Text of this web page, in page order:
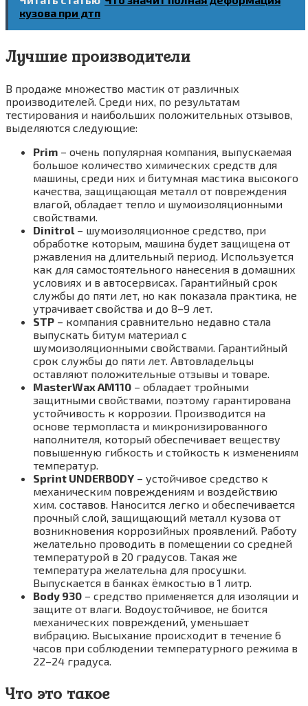
кузова при дтп
Лучшие производители
В продаже множество мастик от различных
производителей. Среди них, по результатам
тестирования и наибольших положительных отзывов,
выделяются следующие:
Prim – очень популярная компания, выпускаемая
большое количество химических средств для
машины, среди них и битумная мастика высокого
качества, защищающая металл от повреждения
влагой, обладает тепло и шумоизоляционными
свойствами.
Dinitrol – шумоизоляционное средство, при
обработке которым, машина будет защищена от
ржавления на длительный период. Используется
как для самостоятельного нанесения в домашних
условиях и в автосервисах. Гарантийный срок
службы до пяти лет, но как показала практика, не
утрачивает свойства и до 8–9 лет.
STP – компания сравнительно недавно стала
выпускать битум материал с
шумоизоляционными свойствами. Гарантийный
срок службы до пяти лет. Автовладельцы
оставляют положительные отзывы и товаре.
MasterWax AM110 – обладает тройными
защитными свойствами, поэтому гарантирована
устойчивость к коррозии. Производится на
основе термопласта и микронизированного
наполнителя, который обеспечивает веществу
повышенную гибкость и стойкость к изменениям
температур.
Sprint UNDERBODY – устойчивое средство к
механическим повреждениям и воздействию
хим. составов. Наносится легко и обеспечивается
прочный слой, защищающий металл кузова от
возникновения коррозийных проявлений. Работу
желательно проводить в помещении со средней
температурой в 20 градусов. Такая же
температура желательна для просушки.
Выпускается в банках ёмкостью в 1 литр.
Body 930 – средство применяется для изоляции и
защите от влаги. Водоустойчивое, не боится
механических повреждений, уменьшает
вибрацию. Высыхание происходит в течение 6
часов при соблюдении температурного режима в
22–24 градуса.
Что это такое